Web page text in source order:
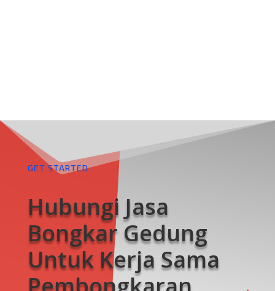
GET STARTED
Hubungi Jasa
Bongkar Gedung
Untuk Kerja Sama